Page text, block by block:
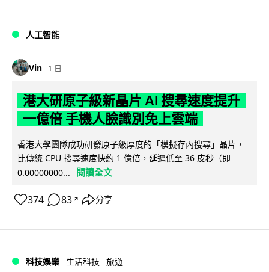
人工智能
Vin 1 日
港大研原子級新晶片 AI 搜尋速度提升
一億倍 手機人臉識別免上雲端
香港大學團隊成功研發原子級厚度的「模擬存內搜尋」晶片，
比傳統 CPU 搜尋速度快約 1 億倍，延遲低至 36 皮秒（即
0.00000000...
閱讀全文
374 83 ↗ 分享
科技娛樂 生活科技 旅遊